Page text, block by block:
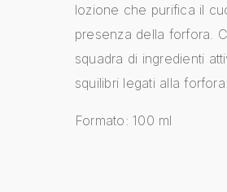
lozione che purifica il
presenza della forfora.
squadra di ingredienti
squilibri legati alla forfora.
Formato:100 ml